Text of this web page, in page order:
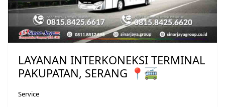
LAYANAN INTERKONEKSI TERMINAL
PAKUPATAN, SERANG 📍🚎
Service